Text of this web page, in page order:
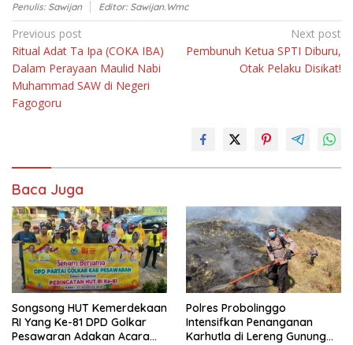
Penulis: Sawijan Editor: Sawijan.wmc
Navigasi
pos
Previous post
Ritual Adat Ta Ipa (COKA IBA)
Dalam Perayaan Maulid Nabi
Muhammad SAW di Negeri
Fagogoru
Next post
Pembunuh Ketua SPTI Diburu,
Otak Pelaku Disikat!
Baca Juga
Songsong HUT Kemerdekaan
RI Yang Ke-81 DPD Golkar
Pesawaran Adakan Acara
Polres Probolinggo
Intensifkan Penanganan
Karhutla di Lereng Gunung